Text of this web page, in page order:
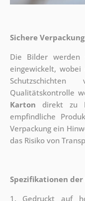
Sichere Verpackung
Die Bilder werden
eingewickelt,
Qualitätskontrolle
Karton direkt zu
empfindliche
Verpackung ein
das Risiko von
Spezifikationen
1. Gedruckt auf